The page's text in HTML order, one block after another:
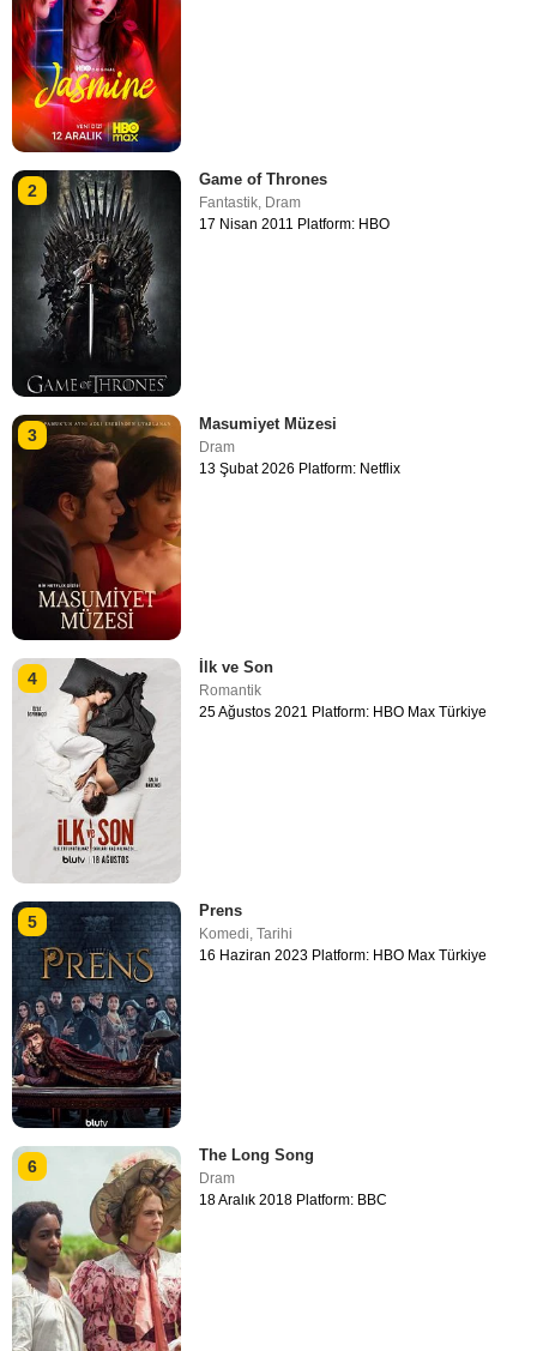
2
Game of Thrones
Fantastik, Dram
17 Nisan 2011 Platform: HBO
3
Masumiyet Müzesi
Dram
13 Şubat 2026 Platform: Netflix
4
İlk ve Son
Romantik
25 Ağustos 2021 Platform: HBO Max Türkiye
5
Prens
Komedi,Tarihi
16 Haziran 2023 Platform: HBO Max Türkiye
6
The Long Song
Dram
18 Aralık 2018 Platform: BBC